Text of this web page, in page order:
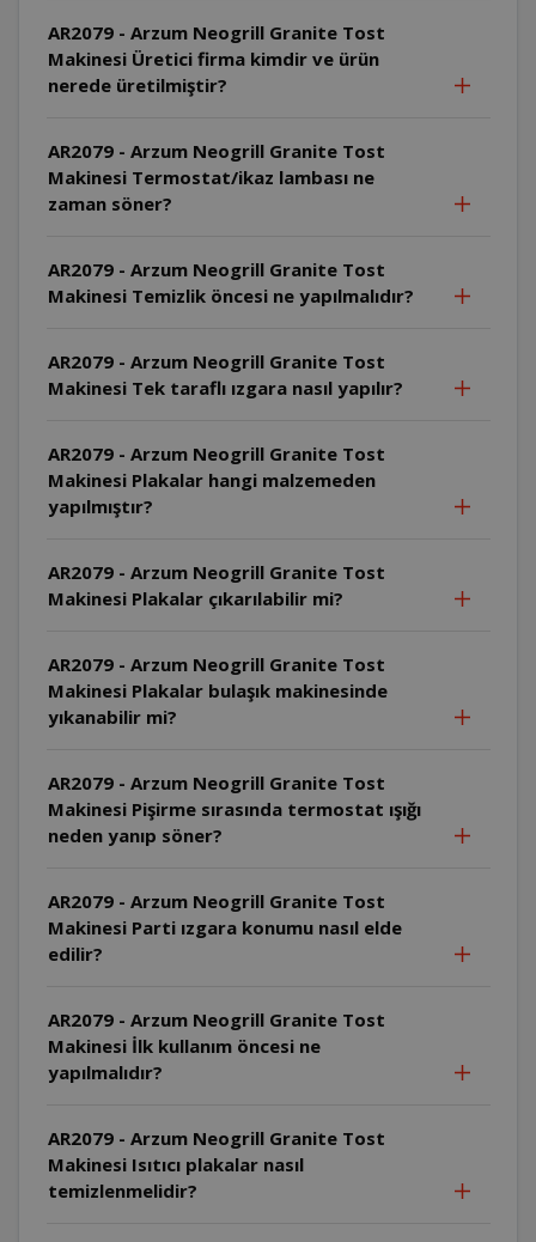
AR2079 - Arzum Neogrill Granite Tost
Makinesi Üretici firma kimdir ve ürün
nerede üretilmiştir?
AR2079 - Arzum Neogrill Granite Tost
Makinesi Termostat/ikaz lambası ne
zaman söner?
AR2079 - Arzum Neogrill Granite Tost
Makinesi Temizlik öncesi ne yapılmalıdır?
AR2079 - Arzum Neogrill Granite Tost
Makinesi Tek taraflı ızgara nasıl yapılır?
AR2079 - Arzum Neogrill Granite Tost
Makinesi Plakalar hangi malzemeden
yapılmıştır?
AR2079 - Arzum Neogrill Granite Tost
Makinesi Plakalar çıkarılabilir mi?
AR2079 - Arzum Neogrill Granite Tost
Makinesi Plakalar bulaşık makinesinde
yıkanabilir mi?
AR2079 - Arzum Neogrill Granite Tost
Makinesi Pişirme sırasında termostat ışığı
neden yanıp söner?
AR2079 - Arzum Neogrill Granite Tost
Makinesi Parti ızgara konumu nasıl elde
edilir?
AR2079 - Arzum Neogrill Granite Tost
Makinesi İlk kullanım öncesi ne
yapılmalıdır?
AR2079 - Arzum Neogrill Granite Tost
Makinesi Isıtıcı plakalar nasıl
temizlenmelidir?